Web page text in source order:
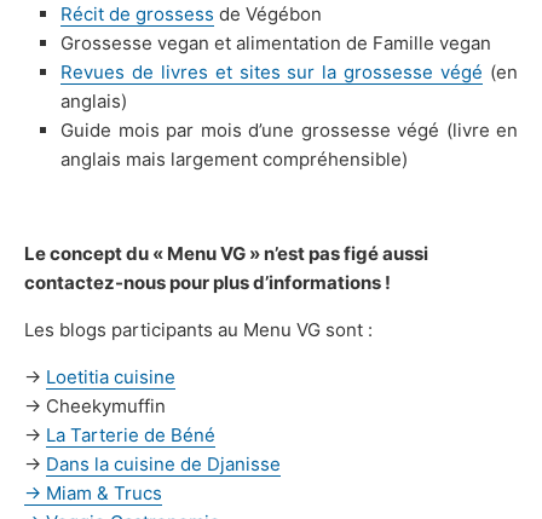
Récit de grossess de Végébon
Grossesse vegan et alimentation de Famille vegan
Revues de livres et sites sur la grossesse végé (en
anglais)
Guide mois par mois d’une grossesse végé (livre en
anglais mais largement compréhensible)
Le concept du « Menu VG » n’est pas figé aussi
contactez-nous pour plus d’informations !
Les blogs participants au Menu VG sont :
→ Loetitia cuisine
→ Cheekymuffin
→ La Tarterie de Béné
→ Dans la cuisine de Djanisse
→ Miam & Trucs